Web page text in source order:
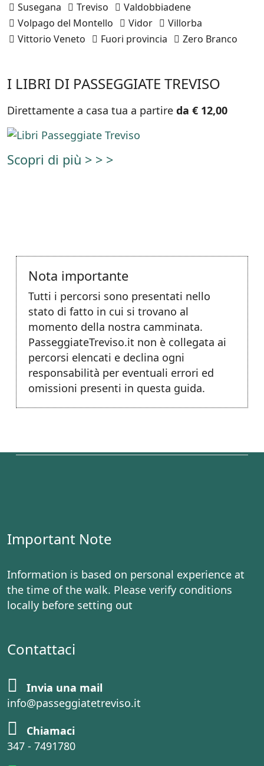
Susegana
Treviso
Valdobbiadene
Volpago del Montello
Vidor
Villorba
Vittorio Veneto
Fuori provincia Zero Branco
I LIBRI DI PASSEGGIATE TREVISO
Direttamente a casa tua a partire da € 12,00
Scopri di più > > >
Nota importante
Tutti i percorsi sono presentati nello
stato di fatto in cui si trovano al
momento della nostra camminata.
PasseggiateTreviso.it non è collegata ai
percorsi elencati e declina ogni
responsabilità per eventuali errori ed
omissioni presenti in questa guida.
Important Note
Information is based on personal experience at
the time of the walk. Please verify conditions
locally before setting out
Contattaci
Invia una mail
info@passeggiatetreviso.it
Chiamaci
347 - 7491780